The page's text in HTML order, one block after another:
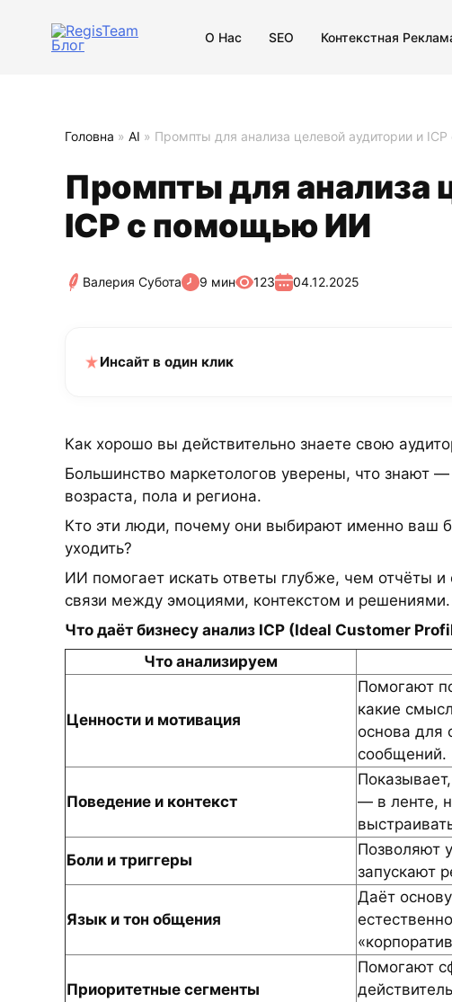
О Нас SEO Контекстная
Головна » AI » Промпты для анализа целевой аудитории и
Промпты для анализа
ICP с помощью ИИ
Валерия Субота 9 мин 123 04.12.2025
Инсайт в один клик
Как хорошо вы действительно знаете свою
Большинство маркетологов уверены, что знают
возраста, пола и региона.
Кто эти люди, почему они выбирают именно ваш
уходить?
ИИ помогает искать ответы глубже, чем отчёты
связи между эмоциями, контекстом и решениями.
Что даёт бизнесу анализ ICP (Ideal Customer
Что анализируем
Ценности и мотивация
Помогают
какие
основа для
сообщений.
Поведение и контекст
— в ленте,
Боли и триггеры
Позволяют
запускают
Язык и тон общения
Даёт
Приоритетные сегменты
Помогают